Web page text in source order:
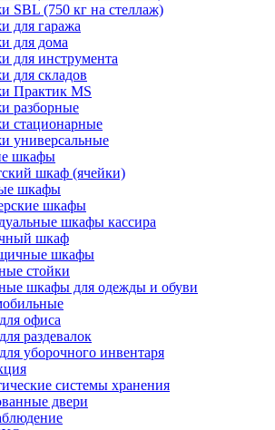
SBL (750 кг на стеллаж)
для гаража
для дома
для инструмента
для складов
Практик MS
разборные
стационарные
универсальные
шкафы
шкаф (ячейки)
шкафы
шкафы
шкафы кассира
шкаф
шкафы
стойки
шкафы для одежды и обуви
офиса
раздевалок
уборочного инвентаря
системы хранения
двери